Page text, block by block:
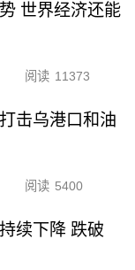
世界经济还能
阅读 11373
击乌港口和油
阅读 5400
续下降 跌破